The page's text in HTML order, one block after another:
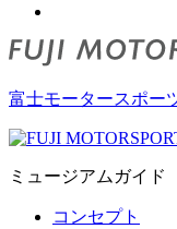
富士モータースポー
ミュージアムガイド
コンセプト